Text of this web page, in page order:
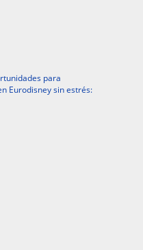
para
Eurodisney sin estrés: